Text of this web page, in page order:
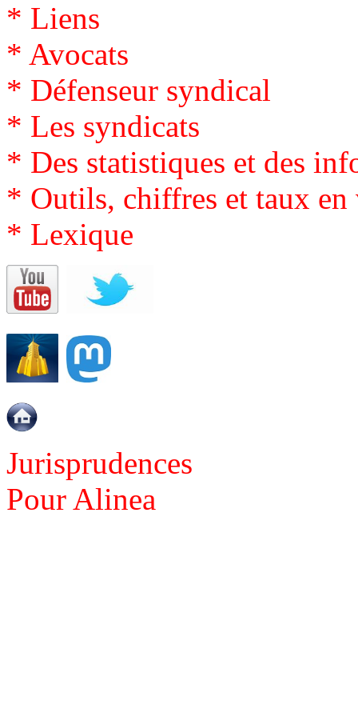
* Liens
* Avocats
* Défenseur syndical
* Les syndicats
* Des statistiques et des
* Outils, chiffres et taux
* Lexique
Jurisprudences
Pour Alinea